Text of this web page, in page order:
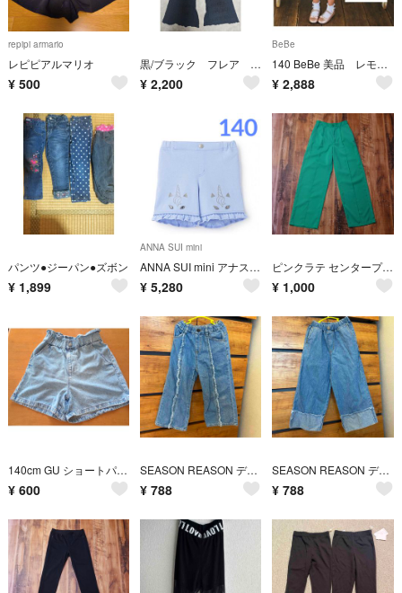
repipi armario
レピピアルマリオ
¥ 500
黒/ブラック フレア フリル ひらひら ロングパンツ 女児用 150cm
¥ 2,200
BeBe
140 BeBe 美品 レモン柄 チェック ショートパンツ キュロットパンツ
¥ 2,888
パンツ●ジーパン●ズボン
¥ 1,899
ANNA SUI mini
ANNA SUI mini アナスイミニモチーフショートパンツ ユニコーン140
¥ 5,280
ピンクラテ センタープレス ワイドパンツ カジュアル きれいめ カラーパンツ レディース L/160 グリーン RO15
¥ 1,000
140cm GU ショートパンツ
¥ 600
SEASON REASON デニムパンツ 110cm 女の子
¥ 788
SEASON REASON デニムパンツ 110cm 女の子
¥ 788